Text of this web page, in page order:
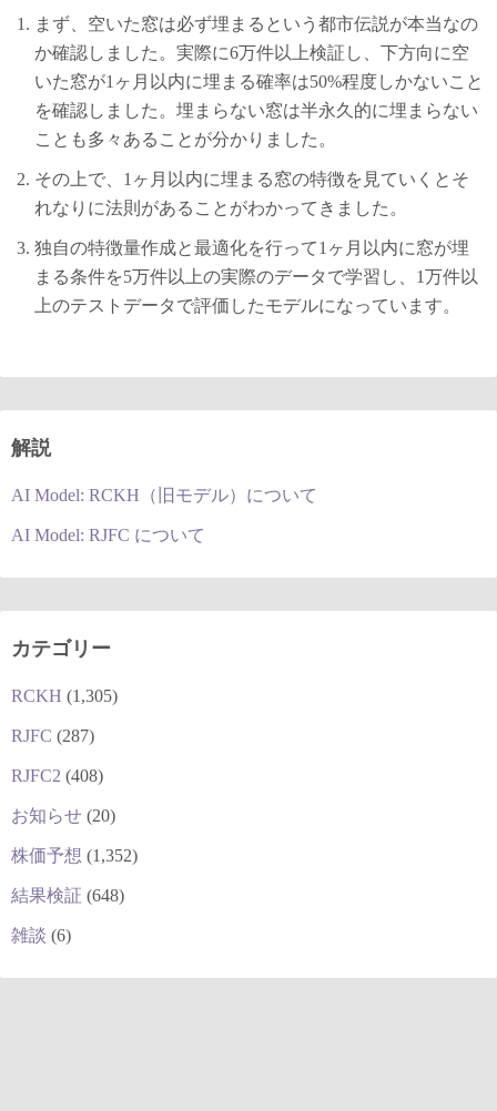
まず、空いた窓は必ず埋まるという都市伝説が本当なの
か確認しました。実際に6万件以上検証し、下方向に空
いた窓が1ヶ月以内に埋まる確率は50%程度しかないこと
を確認しました。埋まらない窓は半永久的に埋まらない
ことも多々あることが分かりました。
その上で、1ヶ月以内に埋まる窓の特徴を見ていくとそ
れなりに法則があることがわかってきました。
独自の特徴量作成と最適化を行って1ヶ月以内に窓が埋
まる条件を5万件以上の実際のデータで学習し、1万件以
上のテストデータで評価したモデルになっています。
解説
AI Model: RCKH（旧モデル）について
AI Model: RJFC について
カテゴリー
RCKH (1,305)
RJFC (287)
RJFC2 (408)
お知らせ (20)
株価予想 (1,352)
結果検証 (648)
雑談 (6)